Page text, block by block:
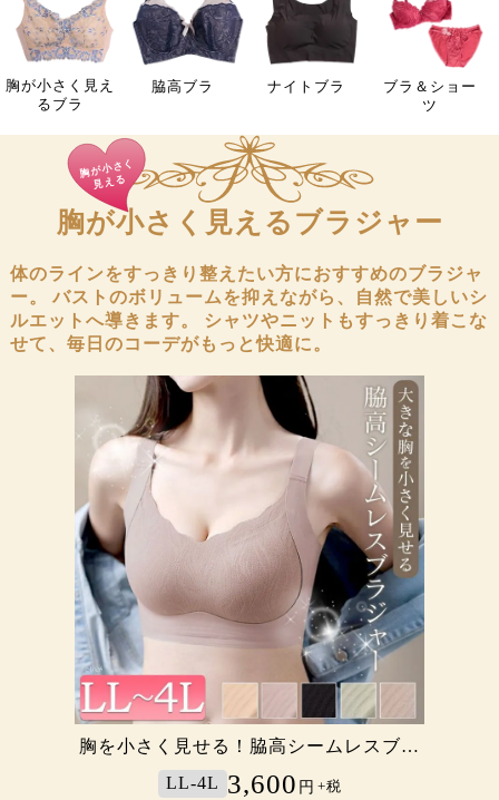
胸が小さく見え
るブラ
脇高ブラ ナイトブラ
ブラ＆ショー
ツ
胸が小さく見えるブラジャー
胸が小さく
見える
体のラインをすっきり整えたい方におすすめのブラジャ
ー。
バストのボリュームを抑えながら、自然で美しいシ
ルエットへ導きます。
シャツやニットもすっきり着こな
せて、毎日のコーデがもっと快適に。
術後＆介護フロントボタンブラジャー
LL-6L 2,496 円 +税
ノンワイヤー総レースブラ
LL-4L 2,800 円 +税
シームレスヘムブラジャー
LL-6L 1,800 円 +税
カシュクールヘムノンワイヤーブラジャ
LL-6L 2,000 円 +税
胸を小さく見せる！脇高シームレスブラ
ジャー
LL-4L 3,600 円 +税
胸を小さく見せる！ノンワイヤーシーム
レスブラジャー
LL-4L 3,200 円 +税